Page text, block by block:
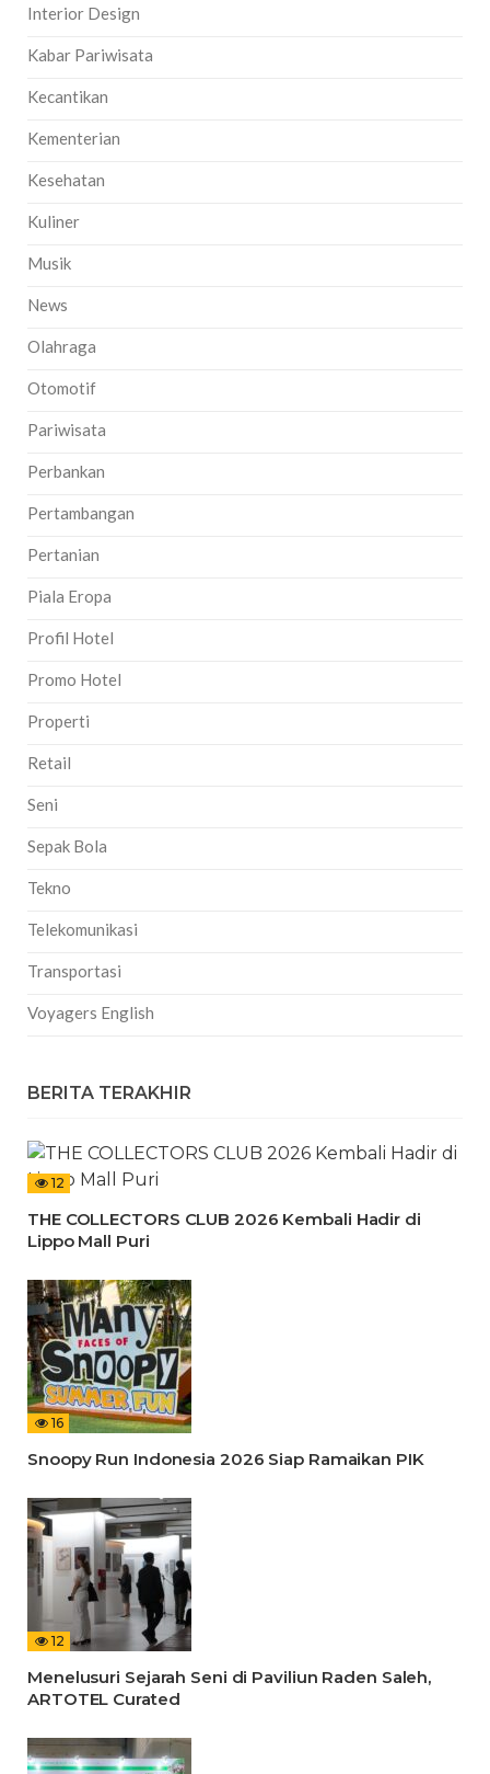
Interior Design
Kabar Pariwisata
Kecantikan
Kementerian
Kesehatan
Kuliner
Musik
News
Olahraga
Otomotif
Pariwisata
Perbankan
Pertambangan
Pertanian
Piala Eropa
Profil Hotel
Promo Hotel
Properti
Retail
Seni
Sepak Bola
Tekno
Telekomunikasi
Transportasi
Voyagers English
BERITA TERAKHIR
12
THE COLLECTORS CLUB 2026 Kembali Hadir di
Lippo Mall Puri
16
Snoopy Run Indonesia 2026 Siap Ramaikan PIK
12
Menelusuri Sejarah Seni di Paviliun Raden Saleh,
ARTOTEL Curated